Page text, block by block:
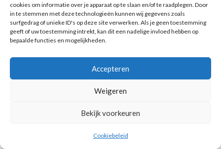
cookies om informatie over je apparaat op te slaan en/of te raadplegen. Door
in te stemmen met deze technologieën kunnen wij gegevens zoals
surfgedrag of unieke ID's op deze site verwerken. Als je geen toestemming
geeft of uw toestemming intrekt, kan dit een nadelige invloed hebben op
bepaalde functies en mogelijkheden.
Accepteren
Weigeren
Bekijk voorkeuren
Cookiebeleid
AANKOMENDE ACTIVITEITEN
Geen activiteiten.